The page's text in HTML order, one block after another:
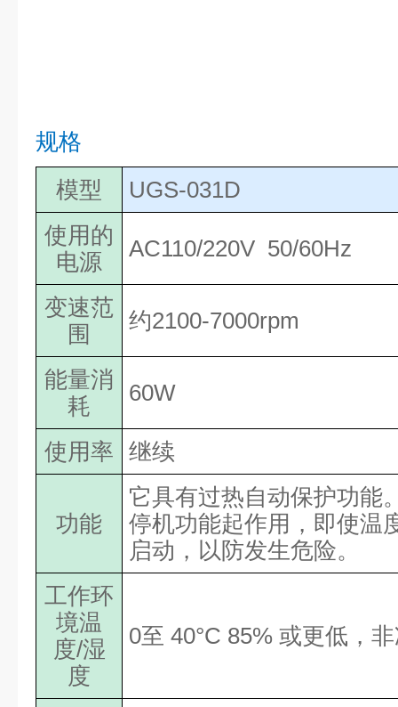
规格
模型
UGS-031D
使用的
电源
AC110/220V 50/60Hz
变速范
围
约2100-7000rpm
能量消
耗
60W
使用率 继续
功能
它具有过热自动保护功能
停机功能起作用，即使温
启动，以防发生危险。
工作环
境温
度/湿
度
0至 40°C 85% 或更低，